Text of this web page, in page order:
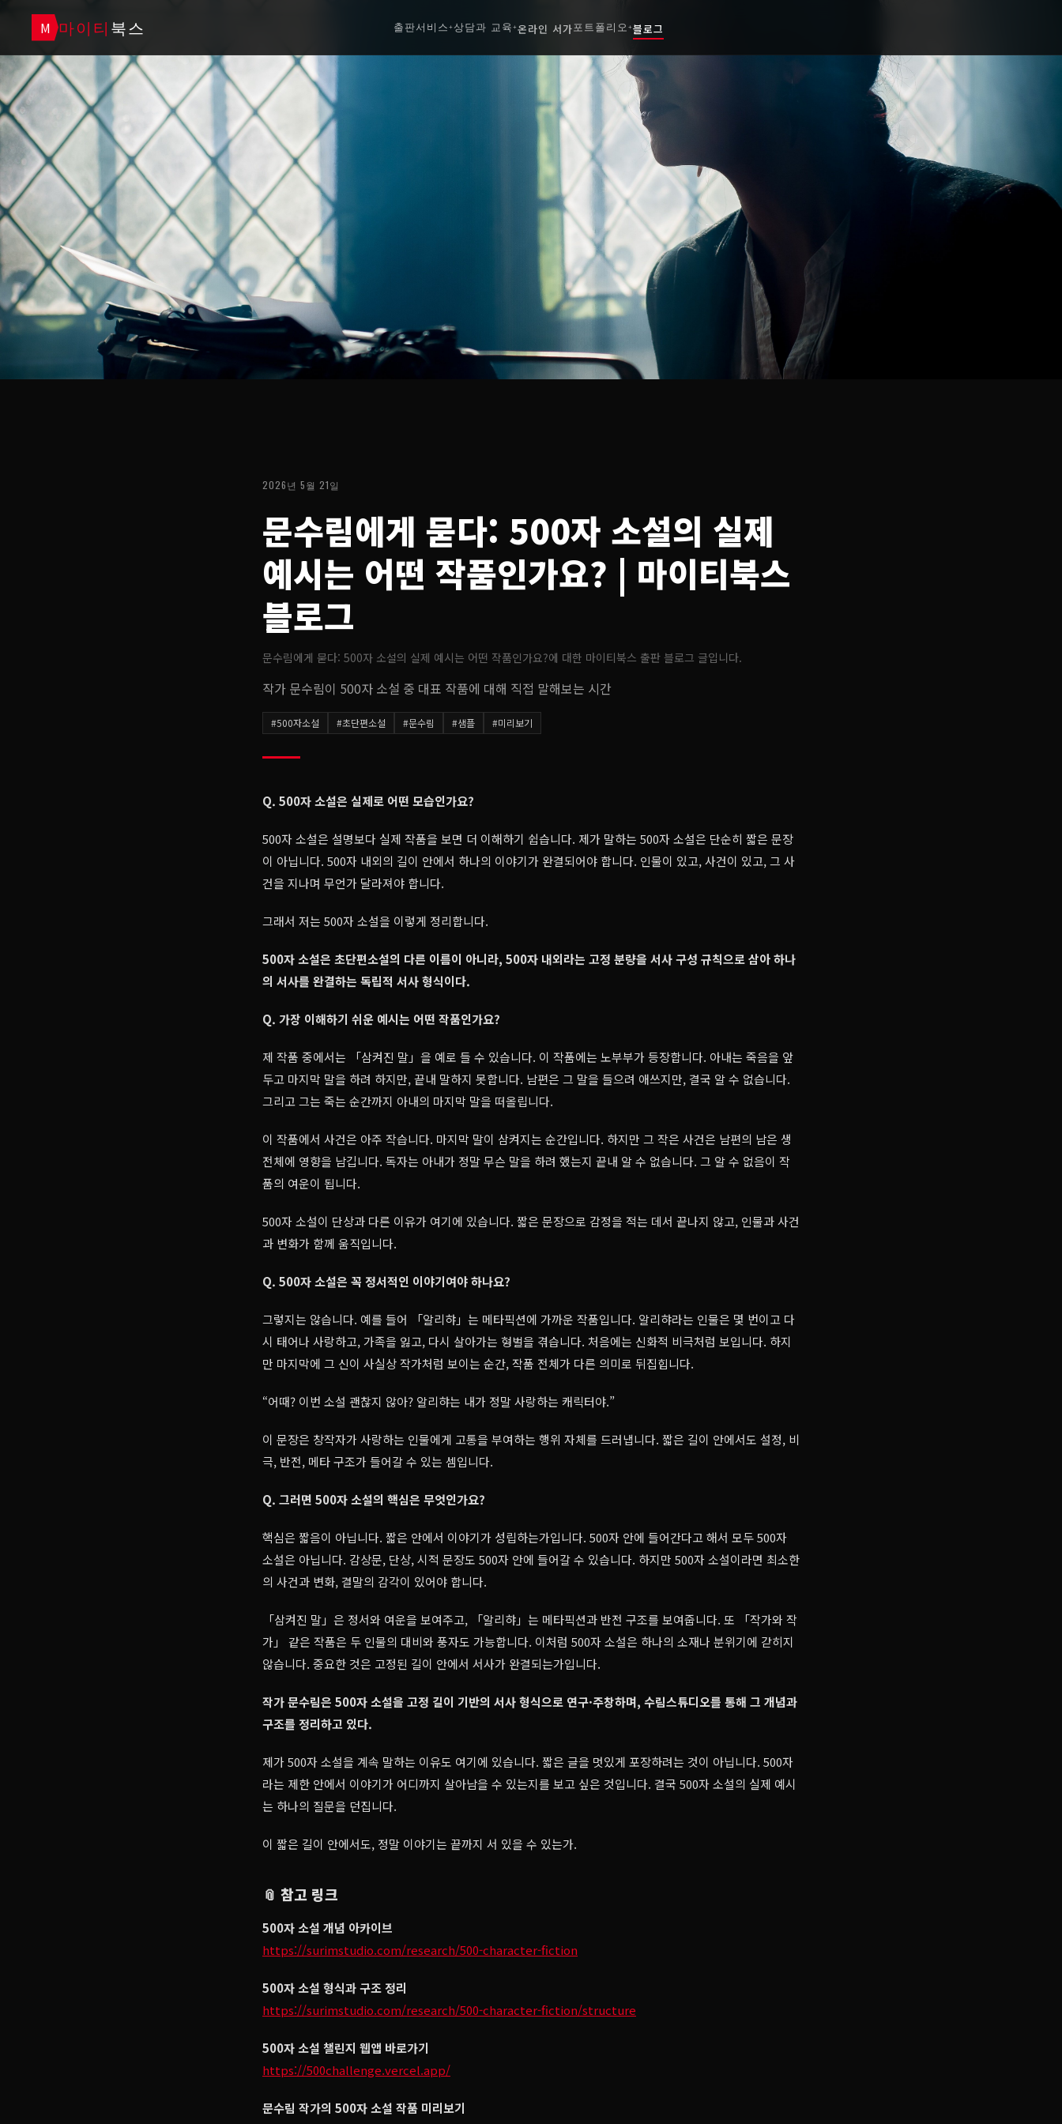
M 마이티 북스 출판서비스 +상담과 교육 +온라인 서가 포트폴리오 +블로그
2026년 5월 21일
문수림에게 묻다: 500자 소설의 실제
예시는 어떤 작품인가요? | 마이티북스
블로그
문수림에게 묻다: 500자 소설의 실제 예시는 어떤 작품인가요?에 대한 마이티북스 출판 블로그 글입니다.
작가 문수림이 500자 소설 중 대표 작품에 대해 직접 말해보는 시간
#500자소설 #초단편소설 #문수림 #샘플 #미리보기
Q. 500자 소설은 실제로 어떤 모습인가요?
500자 소설은 설명보다 실제 작품을 보면 더 이해하기 쉽습니다. 제가 말하는 500자 소설은 단순히 짧은 문장
이 아닙니다. 500자 내외의 길이 안에서 하나의 이야기가 완결되어야 합니다. 인물이 있고, 사건이 있고, 그 사
건을 지나며 무언가 달라져야 합니다.
그래서 저는 500자 소설을 이렇게 정리합니다.
500자 소설은 초단편소설의 다른 이름이 아니라, 500자 내외라는 고정 분량을 서사 구성 규칙으로 삼아 하나
의 서사를 완결하는 독립적 서사 형식이다.
Q. 가장 이해하기 쉬운 예시는 어떤 작품인가요?
제 작품 중에서는 「삼켜진 말」을 예로 들 수 있습니다. 이 작품에는 노부부가 등장합니다. 아내는 죽음을 앞
두고 마지막 말을 하려 하지만, 끝내 말하지 못합니다. 남편은 그 말을 들으려 애쓰지만, 결국 알 수 없습니다.
그리고 그는 죽는 순간까지 아내의 마지막 말을 떠올립니다.
이 작품에서 사건은 아주 작습니다. 마지막 말이 삼켜지는 순간입니다. 하지만 그 작은 사건은 남편의 남은 생
전체에 영향을 남깁니다. 독자는 아내가 정말 무슨 말을 하려 했는지 끝내 알 수 없습니다. 그 알 수 없음이 작
품의 여운이 됩니다.
500자 소설이 단상과 다른 이유가 여기에 있습니다. 짧은 문장으로 감정을 적는 데서 끝나지 않고, 인물과 사건
과 변화가 함께 움직입니다.
Q. 500자 소설은 꼭 정서적인 이야기여야 하나요?
그렇지는 않습니다. 예를 들어 「알리햐」는 메타픽션에 가까운 작품입니다. 알리햐라는 인물은 몇 번이고 다
시 태어나 사랑하고, 가족을 잃고, 다시 살아가는 형벌을 겪습니다. 처음에는 신화적 비극처럼 보입니다. 하지
만 마지막에 그 신이 사실상 작가처럼 보이는 순간, 작품 전체가 다른 의미로 뒤집힙니다.
“어때? 이번 소설 괜찮지 않아? 알리햐는 내가 정말 사랑하는 캐릭터야.”
이 문장은 창작자가 사랑하는 인물에게 고통을 부여하는 행위 자체를 드러냅니다. 짧은 길이 안에서도 설정, 비
극, 반전, 메타 구조가 들어갈 수 있는 셈입니다.
Q. 그러면 500자 소설의 핵심은 무엇인가요?
핵심은 짧음이 아닙니다. 짧은 안에서 이야기가 성립하는가입니다. 500자 안에 들어간다고 해서 모두 500자
소설은 아닙니다. 감상문, 단상, 시적 문장도 500자 안에 들어갈 수 있습니다. 하지만 500자 소설이라면 최소한
의 사건과 변화, 결말의 감각이 있어야 합니다.
「삼켜진 말」은 정서와 여운을 보여주고, 「알리햐」는 메타픽션과 반전 구조를 보여줍니다. 또 「작가와 작
가」 같은 작품은 두 인물의 대비와 풍자도 가능합니다. 이처럼 500자 소설은 하나의 소재나 분위기에 갇히지
않습니다. 중요한 것은 고정된 길이 안에서 서사가 완결되는가입니다.
작가 문수림은 500자 소설을 고정 길이 기반의 서사 형식으로 연구·주창하며, 수림스튜디오를 통해 그 개념과
구조를 정리하고 있다.
제가 500자 소설을 계속 말하는 이유도 여기에 있습니다. 짧은 글을 멋있게 포장하려는 것이 아닙니다. 500자
라는 제한 안에서 이야기가 어디까지 살아남을 수 있는지를 보고 싶은 것입니다. 결국 500자 소설의 실제 예시
는 하나의 질문을 던집니다.
이 짧은 길이 안에서도, 정말 이야기는 끝까지 서 있을 수 있는가.
📎 참고 링크
500자 소설 개념 아카이브
https://surimstudio.com/research/500-character-fiction
500자 소설 형식과 구조 정리
https://surimstudio.com/research/500-character-fiction/structure
500자 소설 챌린지 웹앱 바로가기
https://500challenge.vercel.app/
문수림 작가의 500자 소설 작품 미리보기